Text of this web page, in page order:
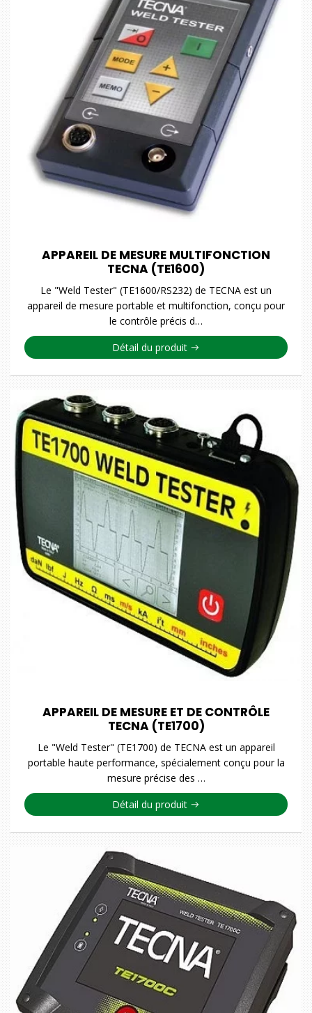
APPAREIL DE MESURE MULTIFONCTION
TECNA (TE1600)
Le "Weld Tester" (TE1600/RS232) de TECNA est un
appareil de mesure portable et multifonction, conçu pour
le contrôle précis d…
Détail du produit
APPAREIL DE MESURE ET DE CONTRÔLE
TECNA (TE1700)
Le "Weld Tester" (TE1700) de TECNA est un appareil
portable haute performance, spécialement conçu pour la
mesure précise des …
Détail du produit